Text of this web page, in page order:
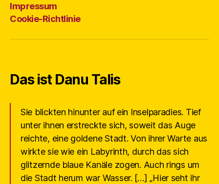
Impressum
Cookie-Richtlinie
Das ist Danu Talis
Sie blickten hinunter auf ein Inselparadies. Tief
unter ihnen erstreckte sich, soweit das Auge
reichte, eine goldene Stadt. Von ihrer Warte aus
wirkte sie wie ein Labyrinth, durch das sich
glitzernde blaue Kanäle zogen. Auch rings um
die Stadt herum war Wasser. […] „Hier seht ihr